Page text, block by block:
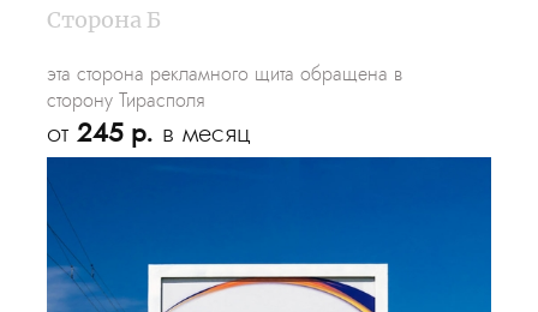
Сторона Б
эта сторона рекламного щита обращена в
сторону Тирасполя
от 245 р. в месяц